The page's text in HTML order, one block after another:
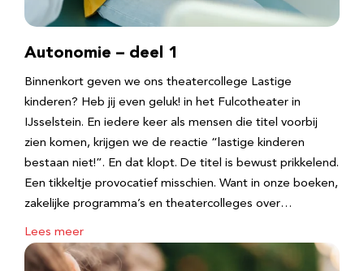
Autonomie – deel 1
Binnenkort geven we ons theatercollege Lastige
kinderen? Heb jij even geluk! in het Fulcotheater in
IJsselstein. En iedere keer als mensen die titel voorbij
zien komen, krijgen we de reactie “lastige kinderen
bestaan niet!”. En dat klopt. De titel is bewust prikkelend.
Een tikkeltje provocatief misschien. Want in onze boeken,
zakelijke programma’s en theatercolleges over…
Lees meer